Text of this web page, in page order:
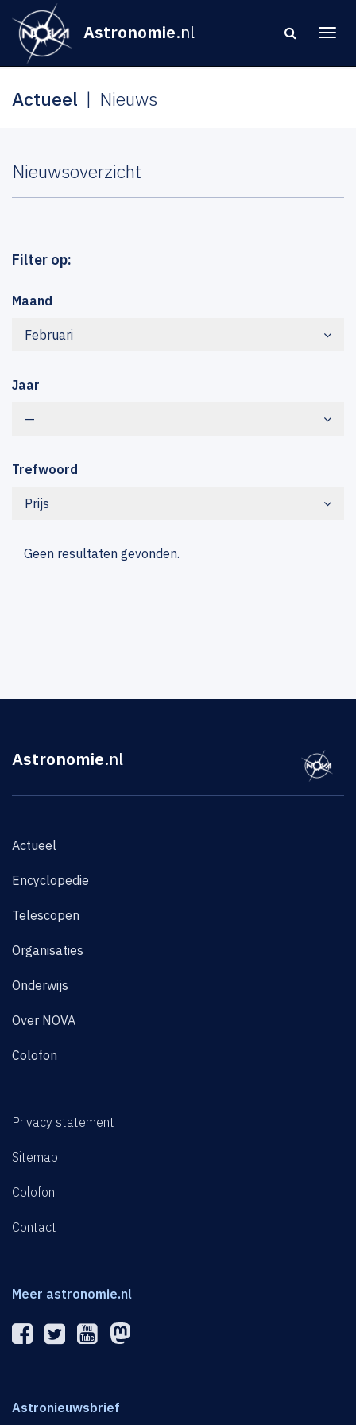
Astronomie.nl
Actueel Nieuws
Nieuwsoverzicht
Filter op:
Maand
Februari
Jaar
—
Trefwoord
Prijs
Geen resultaten gevonden.
Astronomie.nl
Actueel
Encyclopedie
Telescopen
Organisaties
Onderwijs
Over NOVA
Colofon
Privacy statement
Sitemap
Colofon
Contact
Meer astronomie.nl
Astronieuwsbrief